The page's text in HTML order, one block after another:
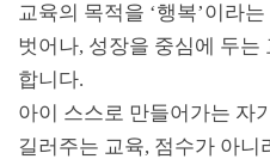
교육의 목적을 ‘행복’이라는
벗어나, 성장을 중심에 두는
합니다.
아이 스스로 만들어가는 자
길러주는 교육, 점수가 아니